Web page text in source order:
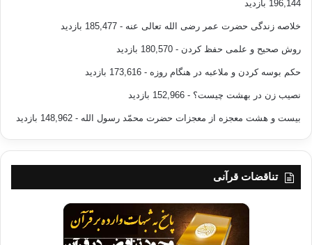
196,144 بازدید
خلاصه زندگی حضرت عمر رضی الله تعالی عنه - 185,477 بازدید
روش صحیح و علمی حفظ کردن - 180,570 بازدید
حکم بوسه کردن و ملاعبه در هنگام روزه - 173,616 بازدید
نصیب زن در بهشت چیست؟ - 152,966 بازدید
بیست و هشت معجزه از معجزات حضرت محمّد رسول الله - 148,962 بازدید
تناقضات قرآنی